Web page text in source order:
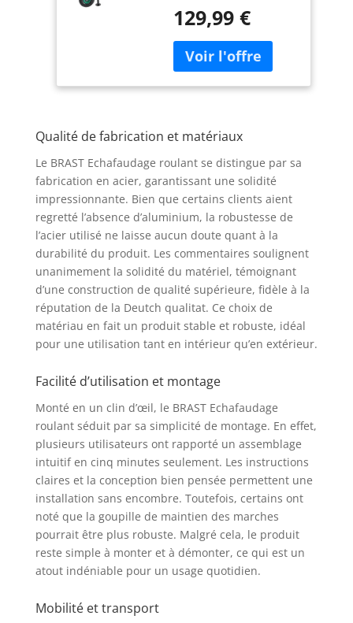
et sécure :
Catégorie A, poids
21 kg, 2 roues
d’air, en acier -
pour l´interieur et
plate-forme de travail
AG-1350 : grâce à la
stabilité extrême de
l’armature avec de
rambarde de sécurité
stabilisateurs, vous
pouvez vous tenir
debout en toute
sécurité et
décontracté, même à
grande hauteur Grâce
à 2 plates-formes que
vous pouvez accrocher
et fixer
indépendamment
l’une de l’autre avec un
réglage de 2 hauteurs
vous et vos matériaux
de travail restez
toujours flexibles et
vous pouvez vous
adapter rapidement
aux nouvelles
exigences Dépliable et
pliable en un tour de
main, notre
échafaudage nécessite
peu d’espace pour être
rangé et peut être
facilement transporté
129,99 €
Qualité de fabrication et matériaux
Le BRAST Echafaudage roulant se distingue par sa
fabrication en acier, garantissant une solidité
impressionnante. Bien que certains clients aient
regretté l’absence d’aluminium, la robustesse de
l’acier utilisé ne laisse aucun doute quant à la
durabilité du produit. Les commentaires soulignent
unanimement la solidité du matériel, témoignant
d’une construction de qualité supérieure, fidèle à la
réputation de la Deutch qualitat. Ce choix de
matériau en fait un produit stable et robuste, idéal
pour une utilisation tant en intérieur qu’en extérieur.
Facilité d’utilisation et montage
Monté en un clin d’œil, le BRAST Echafaudage
roulant séduit par sa simplicité de montage. En effet,
plusieurs utilisateurs ont rapporté un assemblage
intuitif en cinq minutes seulement. Les instructions
claires et la conception bien pensée permettent une
installation sans encombre. Toutefois, certains ont
noté que la goupille de maintien des marches
pourrait être plus robuste. Malgré cela, le produit
reste simple à monter et à démonter, ce qui est un
atout indéniable pour un usage quotidien.
Mobilité et transport